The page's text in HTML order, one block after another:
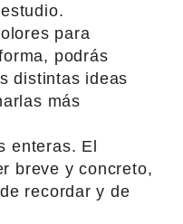
para
podrás
distintas ideas
más
enteras. El
breve y concreto,
recordar y de